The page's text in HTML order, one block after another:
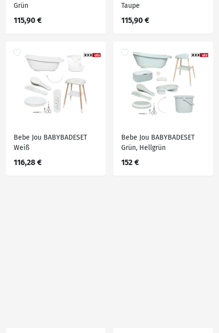
Grün
115,90 €
Taupe
115,90 €
Bebe Jou BABYBADESET
Weiß
116,28 €
Bebe Jou BABYBADESET
Grün, Hellgrün
152 €